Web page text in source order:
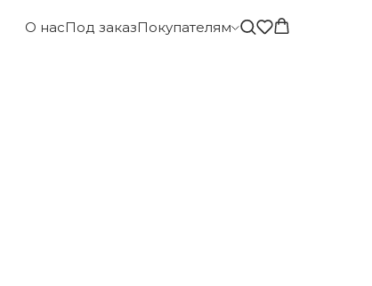
О насПод заказПокупателям